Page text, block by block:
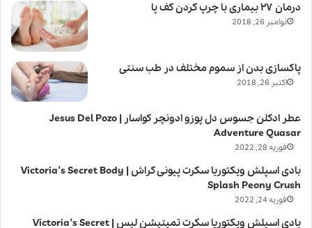
درمان ۲۷ بیماری با چرپ کردن کف پا
نوامبر 26, 2018
پاکسازی بدن از سموم مختلف در طب سنتی
اکتبر 26, 2018
عطر ادکلن جسوس دل پوزو ادونچر کواسار | Jesus Del Pozo
Adventure Quasar
فوریه 28, 2022
بادی اسپلش ویکتوریا سکرت پیونی کراش | Victoria’s Secret Body
Splash Peony Crush
فوریه 24, 2022
بادی اسپلش ویکتوریا سکرت تمپتیشن لیس | Victoria’s Secret